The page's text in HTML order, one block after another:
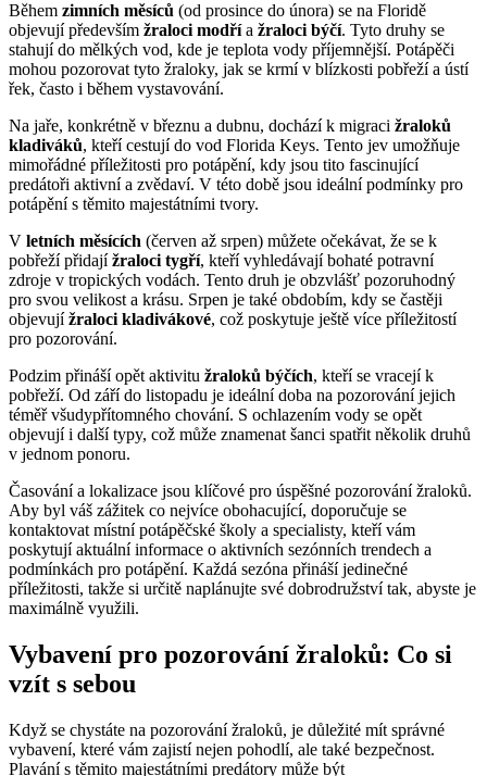
Během zimních měsíců (od prosince do února) se na Floridě
objevují především žraloci modřía žraloci býčí. Tyto druhy se
stahují do mělkých vod, kde je teplota vody příjemnější. Potápěči
mohou pozorovat tyto žraloky, jak se krmí v blízkosti pobřeží a ústí
řek, často i během vystavování.
Na jaře, konkrétně v březnu a dubnu, dochází k migraci žraloků
kladiváků, kteří cestují do vod Florida Keys. Tento jev umožňuje
mimořádné příležitosti pro potápění, kdy jsou tito fascinující
predátoři aktivní a zvědaví. V této době jsou ideální podmínky pro
potápění s těmito majestátními tvory.
V letních měsících (červen až srpen) můžete očekávat, že se k
pobřeží přidajížraloci tygří, kteří vyhledávají bohaté potravní
zdroje v tropických vodách. Tento druh je obzvlášť pozoruhodný
pro svou velikost a krásu. Srpen je také obdobím, kdy se častěji
objevujížraloci kladivákové, což poskytuje ještě více příležitostí
pro pozorování.
Podzim přináší opět aktivitu žraloků býčích, kteří se vracejí k
pobřeží. Od září do listopadu je ideální doba na pozorování jejich
téměř všudypřítomného chování. S ochlazením vody se opět
objevují i další typy, což může znamenat šanci spatřit několik druhů
v jednom ponoru.
Časování a lokalizace jsou klíčové pro úspěšné pozorování žraloků.
Aby byl váš zážitek co nejvíce obohacující, doporučuje se
kontaktovat místní potápěčské školy a specialisty, kteří vám
poskytují aktuální informace o aktivních sezónních trendech a
podmínkách pro potápění. Každá sezóna přináší jedinečné
příležitosti, takže si určitě naplánujte své dobrodružství tak, abyste je
maximálně využili.
Vybavení pro pozorování žraloků: Co si
vzít s sebou
Když se chystáte na pozorování žraloků, je důležité mít správné
vybavení, které vám zajistí nejen pohodlí, ale také bezpečnost.
Plavání s těmito majestátními predátory může být